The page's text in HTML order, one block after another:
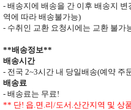
- 배송지에 배송을 간 이후 배송지 변
역에 따라 배송불가능)
- 수취인 교환 요청시에는 교환 불가
**배송정보**
배송시간
- 전국 2~3시간 내 당일배송(예약 주
배송료
- 배송료는 무료 !
** 단! 읍 면 리/도서 산간지역 및 상